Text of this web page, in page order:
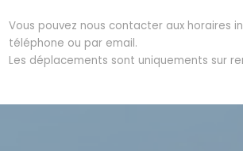
Vous pouvez nous contacter aux horaires
téléphone ou par email.
Les déplacements sont uniquements sur